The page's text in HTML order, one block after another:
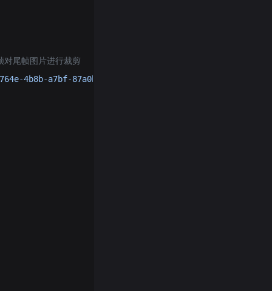
对尾帧图片进行裁剪
4b8b-a7bf-87a0bd898575.jpeg"